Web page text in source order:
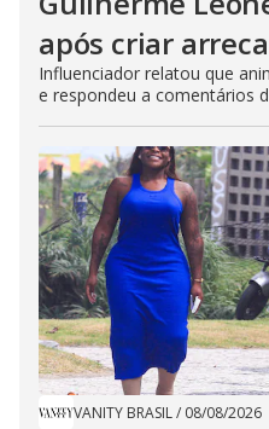
após criar
Influenciador relatou que
e respondeu a comentários
VANITY BRASIL/ 08/08/2026